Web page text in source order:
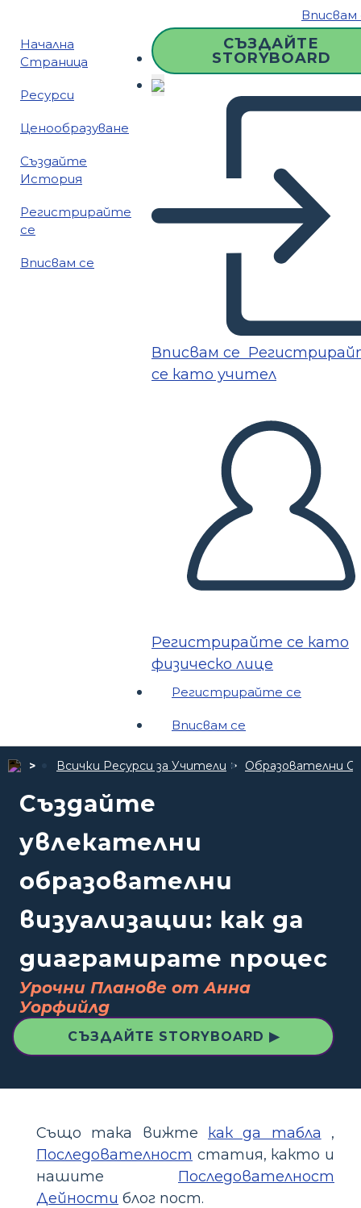
Вписвам
Начална
Страница
Ресурси
Ценообразуване
Създайте
История
Регистрирайте
се
Вписвам се
СЪЗДАЙТЕ
STORYBOARD
Вписвам се
се като учител
Регистрирайте се като
физическо лице
Регистрирайте се
Вписвам се
Всички Ресурси за Учители Образователни
Създайте
увлекателни
образователни
визуализации: как да
диаграмирате процес
Урочни Планове от Анна
Уорфийлд
СЪЗДАЙТЕ STORYBOARD ▶
Също така вижте как да табла ,
Последователност статия, както и
нашите Последователност
Дейности блог пост.